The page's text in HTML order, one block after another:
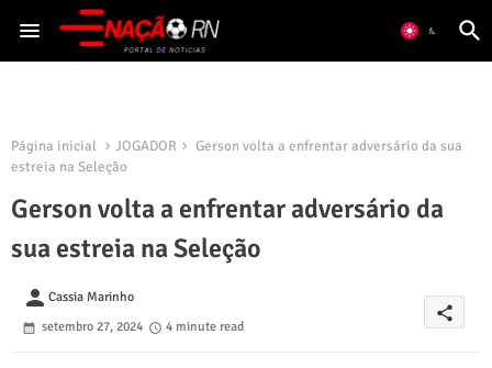
Página inicial JOGADOR
Gerson volta a enfrentar adversário da sua
estreia na Seleção
Gerson volta a enfrentar adversário da
sua estreia na Seleção
person Cassia Marinho
setembro 27, 2024
4 minute read
share